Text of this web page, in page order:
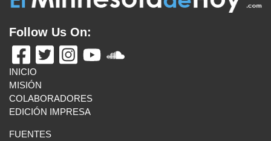
Follow Us On:
INICIO
MISIÓN
COLABORADORES
EDICIÓN IMPRESA
FUENTES